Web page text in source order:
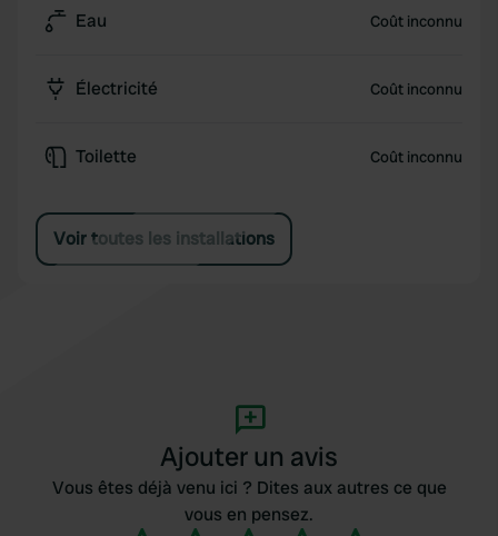
Eau Coût inconnu
Électricité Coût inconnu
Toilette Coût inconnu
Voir toutes les installations
Ajouter un avis
Vous êtes déjà venu ici ? Dites aux autres ce que
vous en pensez.